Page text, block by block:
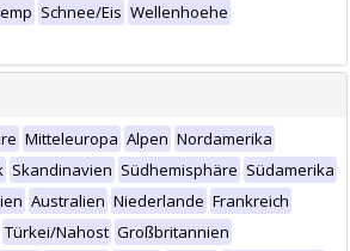
Schnee/Eis Wellenhoehe
Mitteleuropa Alpen Nordamerika
Skandinavien Südhemisphäre Südamerika
Australien Niederlande Frankreich
Türkei/Nahost Großbritannien